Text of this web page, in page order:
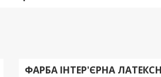
ФАРБА ІНТЕР'ЄРНА